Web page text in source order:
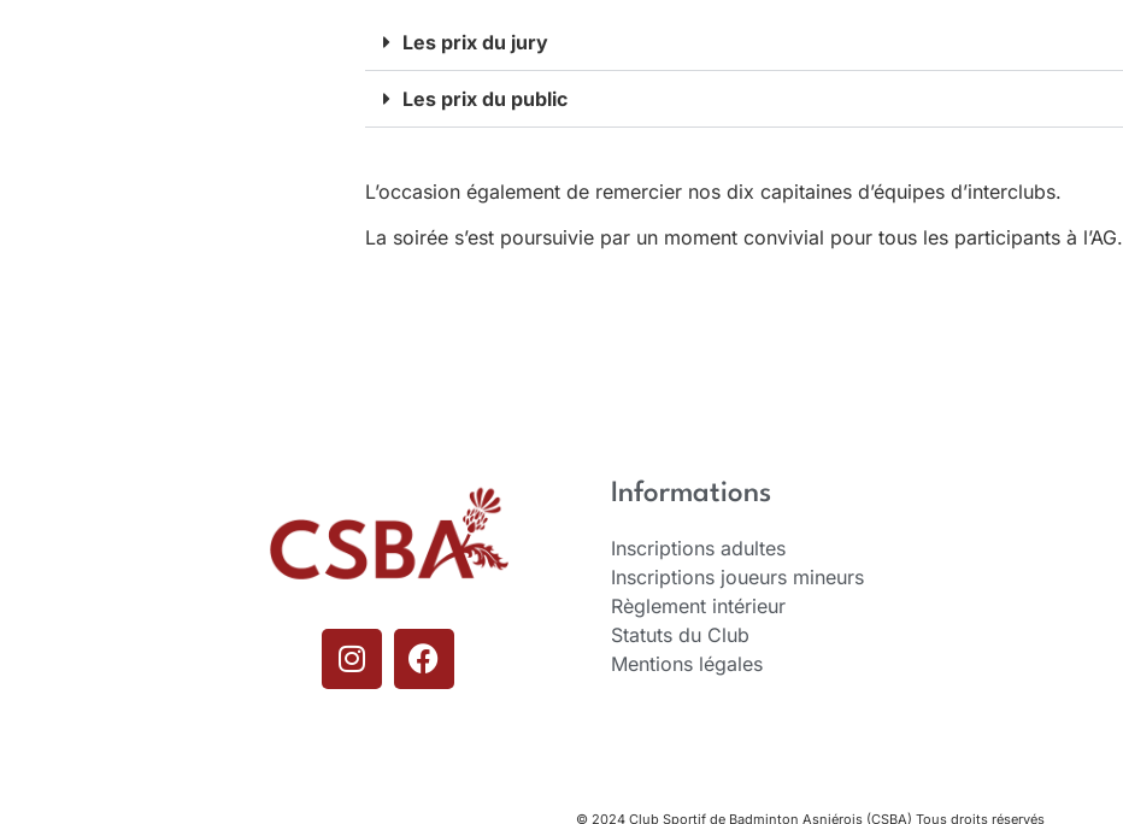
Les prix du jury
Les prix du public
L’occasion également de remercier nos dix capitaines d’équipes d’interclubs.
La soirée s’est poursuivie par un moment convivial pour tous les participants à l’AG.
Informations
Inscriptions adultes
Inscriptions joueurs mineurs
Règlement intérieur
Statuts du Club
Mentions légales
© 2024 Club Sportif de Badminton Asniérois (CSBA) Tous droits réservés